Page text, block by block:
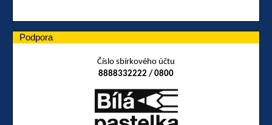
Podpora
Číslo sbírkového účtu
8888332222 / 0800